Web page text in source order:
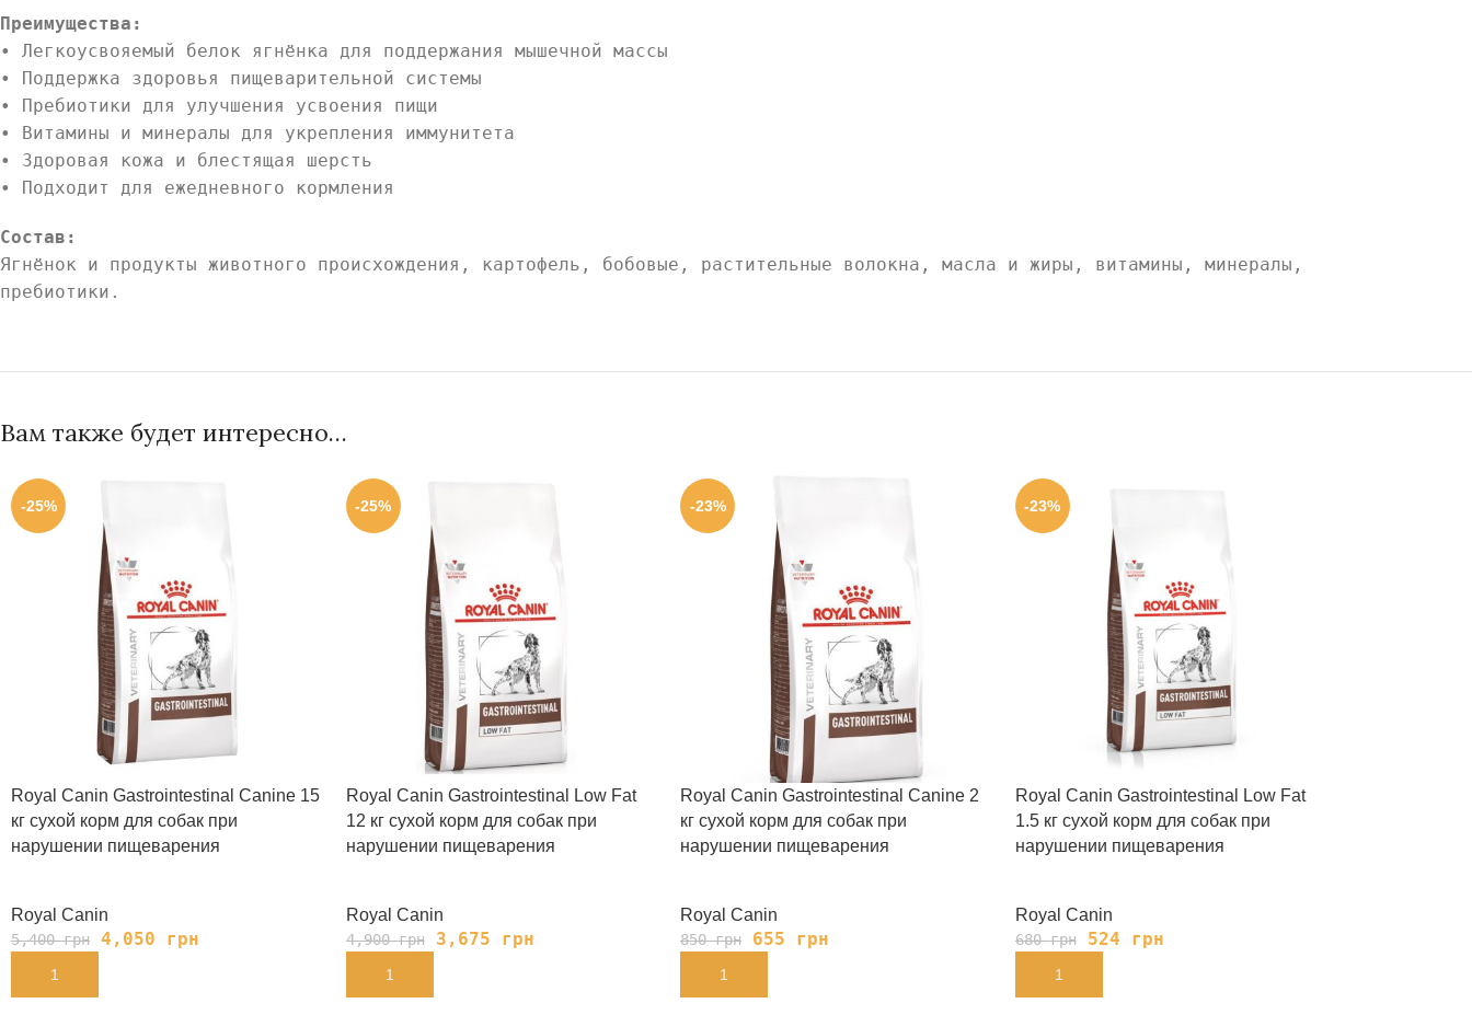
Преимущества:
• Легкоусвояемый белок ягнёнка для поддержания мышечной массы
• Поддержка здоровья пищеварительной системы
• Пребиотики для улучшения усвоения пищи
• Витамины и минералы для укрепления иммунитета
• Здоровая кожа и блестящая шерсть
• Подходит для ежедневного кормления
Состав:
Ягнёнок и продукты животного происхождения, картофель, бобовые, растительные волокна, масла и жиры, витамины, минералы,
пребиотики.
Вам также будет интересно…
-25%
Royal Canin Gastrointestinal Canine 15
кг сухой корм для собак при
нарушении пищеварения
Royal Canin
5,400грн 4,050 грн
В КОРЗИНУ
-25%
Royal Canin Gastrointestinal Low Fat
12 кг сухой корм для собак при
нарушении пищеварения
Royal Canin
4,900грн 3,675 грн
В КОРЗИНУ
-23%
Royal Canin Gastrointestinal Canine 2
кг сухой корм для собак при
нарушении пищеварения
Royal Canin
850грн 655 грн
В КОРЗИНУ
-23%
Royal Canin Gastrointestinal Low Fat
1.5 кг сухой корм для собак при
нарушении пищеварения
Royal Canin
680грн 524 грн
В КОРЗИНУ